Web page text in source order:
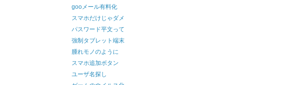
gooメール有料化
スマホだけじゃダメ
パスワード平文って
強制タブレット端末
腫れモノのように
スマホ追加ボタン
ユーザ名探し